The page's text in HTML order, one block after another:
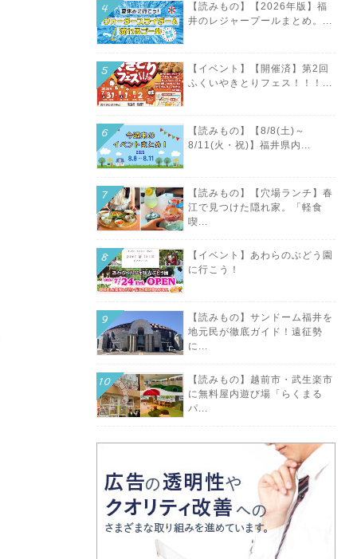
【読みもの】【2026年版】福
井のレジャープールまとめ。...
【イベント】【開催済】第2回
ふくいやきとりフェス！！！...
【読みもの】【8/8(土)～
8/11(火・祝)】福井県内...
【読みもの】【穴場ランチ】春
江で見つけた隠れ家。「軽食
喫...
【イベント】あわらのぶどう園
に行こう！
【読みもの】サンドーム福井を
地元民が徹底ガイド！遠征勢
に...
【読みもの】越前市・武生楽市
に無料屋内遊び場「らくまる
パ...